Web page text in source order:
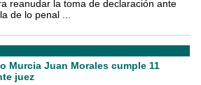
reanudar la toma de declaración ante
de lo penal ...
Murcia Juan Morales cumple 11
juez